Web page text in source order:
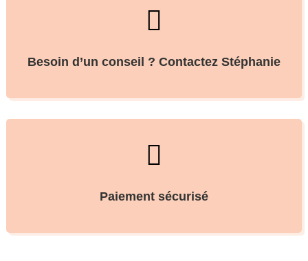

Besoin d’un conseil ? Contactez Stéphanie

Paiement sécurisé